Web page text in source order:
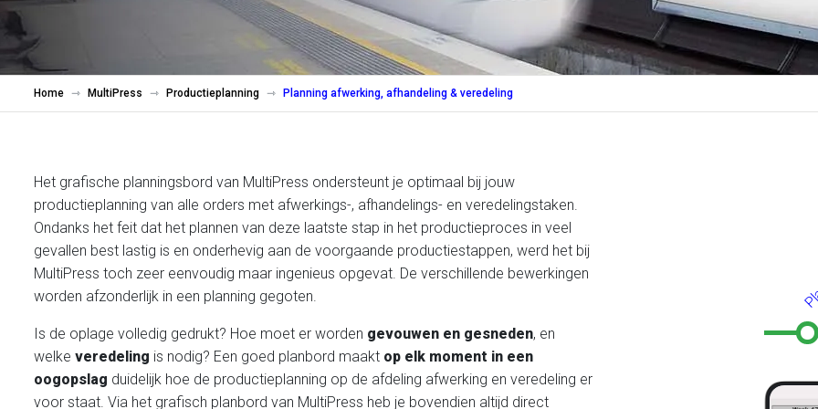
Home MultiPress Productieplanning Planning afwerking, afhandeling & veredeling
Het grafische planningsbord van MultiPress ondersteunt je optimaal bij jouw
productieplanning van alle orders met afwerkings-, afhandelings- en veredelingstaken.
Ondanks het feit dat het plannen van deze laatste stap in het productieproces in veel
gevallen best lastig is en onderhevig aan de voorgaande productiestappen, werd het bij
MultiPress toch zeer eenvoudig maar ingenieus opgevat. De verschillende bewerkingen
worden afzonderlijk in een planning gegoten.
Is de oplage volledig gedrukt? Hoe moet er worden gevouwen en gesneden, en
welke veredeling is nodig? Een goed planbord maakt op elk moment in een
oogopslag duidelijk hoe de productieplanning op de afdeling afwerking en veredeling er
voor staat. Via het grafisch planbord van MultiPress heb je bovendien altijd direct